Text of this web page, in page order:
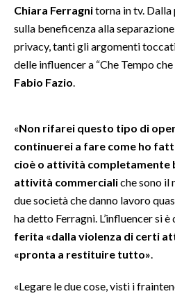
SPETTACOLI
GOSSIP
SARDI NEL MONDO
NOTIZIE
EVENTI
#CARAUNIONE
3 MINUTI CON
INSULARITÀ
Chiara Ferragnitorna in tv.
sulla beneficenza alla
privacy, tanti gli argomenti toccati
delle influencer a “Che Tempo che
Fabio Fazio
«Non rifarei questo tipo di
continuerei a fare come ho
cioè o attività completamente
attività commercialiche sono il
due società che danno lavoro
ha detto Ferragni. L’influencer si è
ferita «dalla violenza di certi
«pronta a restituire tutto»
«Legare le due cose, visti i